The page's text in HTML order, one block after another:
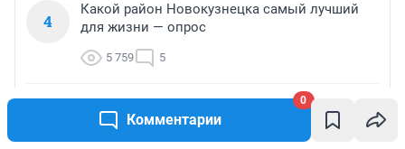
Комментарии
0
4
Какой район Новокузнецка самый лучший
для жизни — опрос
5 759 5
Новый логистический центр за 2 млрд
рублей и мост для него отстроят в Кузбассе
— подробности